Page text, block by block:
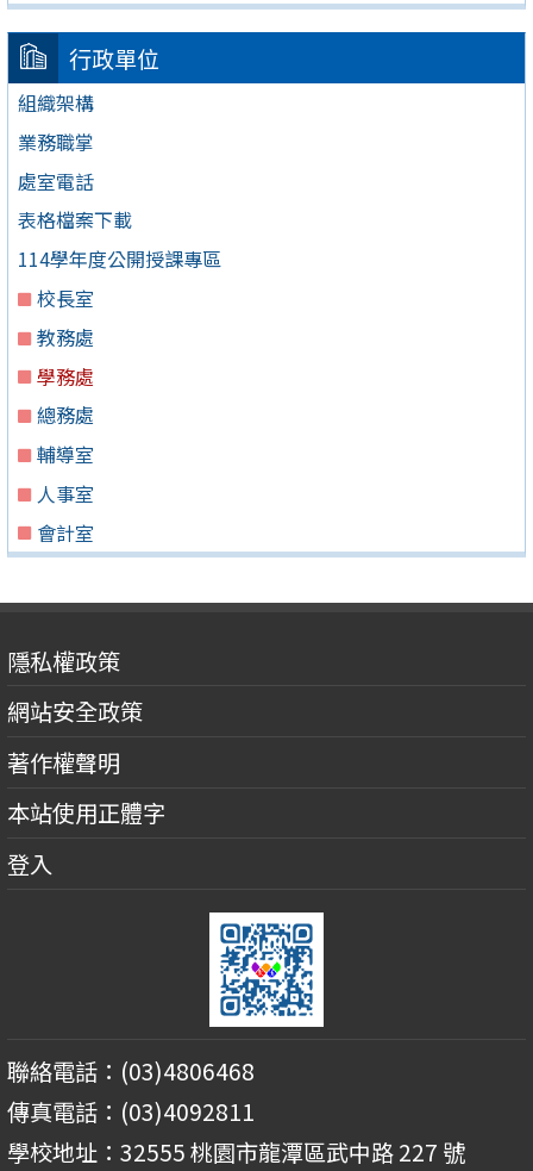
行政單位
組織架構
業務職掌
處室電話
表格檔案下載
114學年度公開授課專區
校長室
教務處
學務處
總務處
輔導室
人事室
會計室
隱私權政策
網站安全政策
著作權聲明
本站使用正體字
登入
聯絡電話：(03)4806468
傳真電話：(03)4092811
學校地址：32555 桃園市龍潭區武中路 227 號